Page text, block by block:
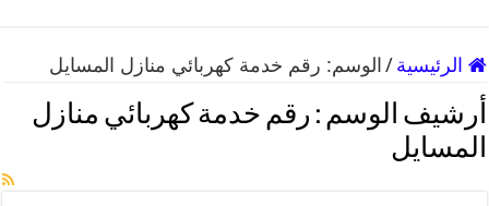
الرئيسية / الوسم: رقم خدمة كهربائي منازل المسايل
أرشيف الوسم : رقم خدمة كهربائي منازل
المسايل